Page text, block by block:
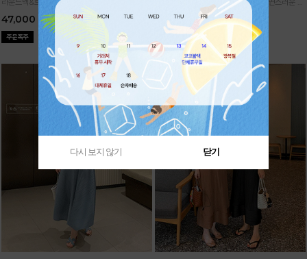
47,000
형 커버 허리 전체 밴딩으로 편안한 착용감
29,000
다시 보지 않기 닫기